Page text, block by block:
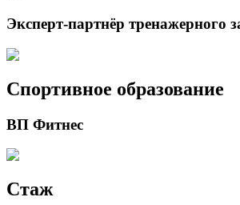
Эксперт-партнёр тренажерного
Спортивное образование
ВП Фитнес
Стаж